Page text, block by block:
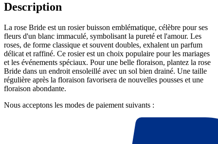
Description
La rose Bride est un rosier buisson emblématique, célèbre pour ses
fleurs d'un blanc immaculé, symbolisant la pureté et l'amour. Les
roses, de forme classique et souvent doubles, exhalent un parfum
délicat et raffiné. Ce rosier est un choix populaire pour les mariages
et les événements spéciaux. Pour une belle floraison, plantez la rose
Bride dans un endroit ensoleillé avec un sol bien drainé. Une taille
régulière après la floraison favorisera de nouvelles pousses et une
floraison abondante.
Nous acceptons les modes de paiement suivants :